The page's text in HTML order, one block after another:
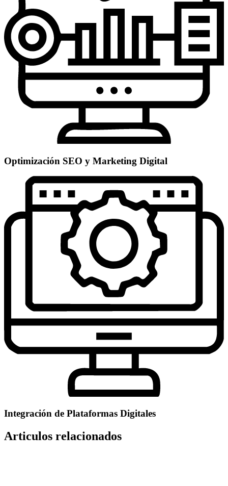
Optimización SEO y Marketing Digital
Integración de Plataformas Digitales
Articulos relacionados